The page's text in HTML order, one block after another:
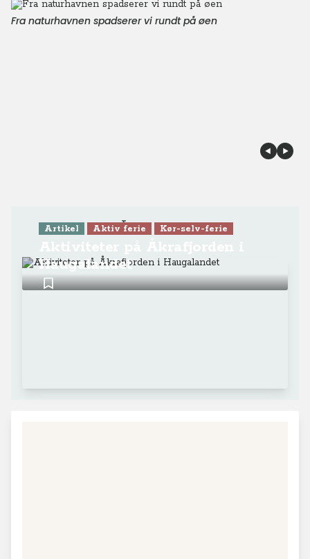
Fra naturhavnen spadserer vi rundt på øen
Læs mere
Artikel Aktiv ferie Kør-selv-ferie
Haugalandet